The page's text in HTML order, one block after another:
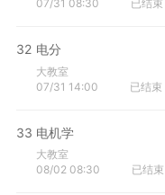
07/31 08:30
已结束
32 电分
大教室
07/31 14:00
已结束
33 电机学
大教室
08/02 08:30
已结束